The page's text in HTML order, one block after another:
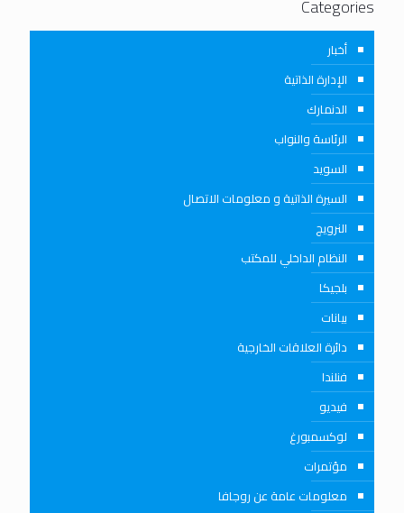
Categories
أخبار
الإدارة الذاتية
الدنمارك
الرئاسة والنواب
السويد
السيرة الذاتية و معلومات الاتصال
النرويج
النظام الداخلي للمكتب
بلجيكا
بيانات
دائرة العلاقات الخارجية
فنلندا
فيديو
لوكسمبورغ
مؤتمرات
معلومات عامة عن روجافا